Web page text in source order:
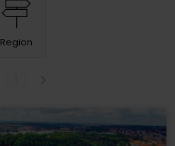
Region